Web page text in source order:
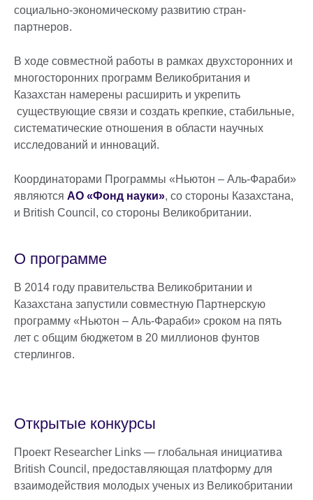
социально-экономическому развитию стран-
партнеров.
В ходе совместной работы в рамках двухсторонних и
многосторонних программ Великобритания и
Казахстан намерены расширить и укрепить
существующие связи и создать крепкие, стабильные,
систематические отношения в области научных
исследований и инноваций.
Координаторами Программы «Ньютон – Аль-Фараби»
являются АО «Фонд науки», со стороны Казахстана,
и British Council, со стороны Великобритании.
О программе
В 2014 году правительства Великобритании и
Казахстана запустили совместную Партнерскую
программу «Ньютон – Аль-Фараби» сроком на пять
лет с общим бюджетом в 20 миллионов фунтов
стерлингов.
Открытые конкурсы
Проект Researcher Links — глобальная инициатива
British Council, предоставляющая платформу для
взаимодействия молодых ученых из Великобритании